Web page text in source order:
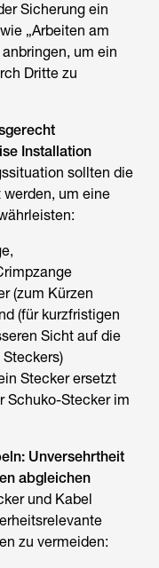
Sicherung ein
„Arbeiten am
um ein
Dritte zu
Installation
sollten die
um eine
(zum Kürzen
(für kurzfristigen
Sicht auf die
Stecker ersetzt
Schuko-Stecker im
Unversehrtheit
abgleichen
und Kabel
zu vermeiden: